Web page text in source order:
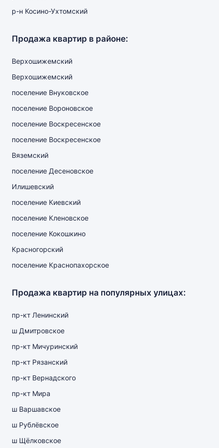
р-н Косино-Ухтомский
Продажа квартир в районе:
Верхошижемский
Верхошижемский
поселение Внуковское
поселение Вороновское
поселение Воскресенское
поселение Воскресенское
Вяземский
поселение Десеновское
Илишевский
поселение Киевский
поселение Кленовское
поселение Кокошкино
Красногорский
поселение Краснопахорское
Продажа квартир на популярных улицах:
пр-кт Ленинский
ш Дмитровское
пр-кт Мичуринский
пр-кт Рязанский
пр-кт Вернадского
пр-кт Мира
ш Варшавское
ш Рублёвское
ш Щёлковское